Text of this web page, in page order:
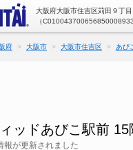
大阪府大阪市住吉区苅田９丁
（
府 大阪市 大阪市住吉区 あび
ッドあびこ駅前
報が更新されました